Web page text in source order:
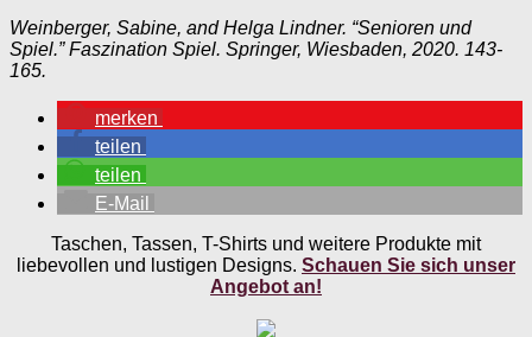
Weinberger, Sabine, and Helga Lindner. “Senioren und
Spiel.” Faszination Spiel. Springer, Wiesbaden, 2020. 143-
165.
merken
teilen
teilen
E-Mail
Taschen, Tassen, T-Shirts und weitere Produkte mit
liebevollen und lustigen Designs. Schauen Sie sich unser
Angebot an!